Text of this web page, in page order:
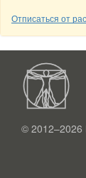
Отписаться от
© 2012–2026